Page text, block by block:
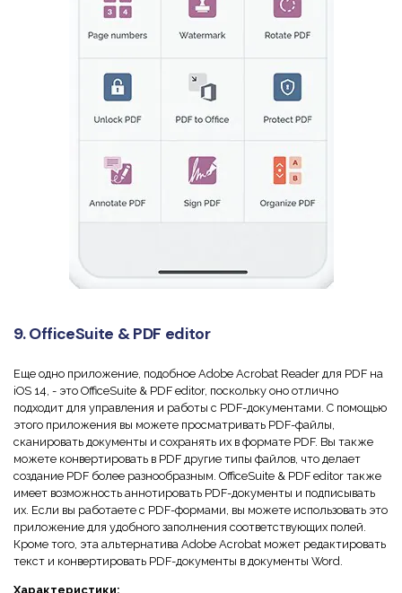
9. OfficeSuite & PDF editor
Еще одно приложение, подобное Adobe Acrobat Reader для PDF на
iOS 14, - это OfficeSuite & PDF editor, поскольку оно отлично
подходит для управления и работы с PDF-документами. С помощью
этого приложения вы можете просматривать PDF-файлы,
сканировать документы и сохранять их в формате PDF. Вы также
можете конвертировать в PDF другие типы файлов, что делает
создание PDF более разнообразным. OfficeSuite & PDF editor также
имеет возможность аннотировать PDF-документы и подписывать
их. Если вы работаете с PDF-формами, вы можете использовать это
приложение для удобного заполнения соответствующих полей.
Кроме того, эта альтернатива Adobe Acrobat может редактировать
текст и конвертировать PDF-документы в документы Word.
Характеристики: